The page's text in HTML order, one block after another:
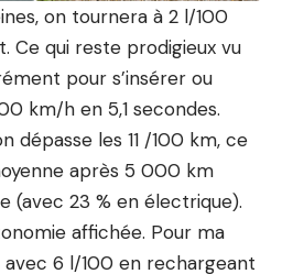
on tournera à 2 l/100
Ce qui reste prodigieux vu
pour s’insérer ou
km/h en 5,1 secondes.
dépasse les 11 /100 km, ce
après 5 000 km
(avec 23 % en électrique).
affichée. Pour ma
avec 6 l/100 en rechargeant